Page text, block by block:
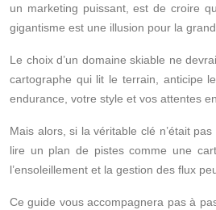
un marketing puissant, est de croire
gigantisme est une illusion pour la
Le choix d’un domaine skiable ne
cartographe qui lit le terrain, anticipe
endurance, votre style et vos attentes
Mais alors, si la véritable clé n’était
lire un plan de pistes comme une
l’ensoleillement et la gestion des flux
Ce guide vous accompagnera pas à